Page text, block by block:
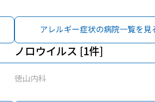
アレルギー症状の病院一覧を見
ノロウイルス [1件]
徳山内科